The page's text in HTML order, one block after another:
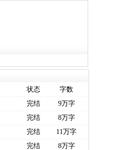
状态
字数
完结
9万字
完结
8万字
完结
11万字
完结
8万字